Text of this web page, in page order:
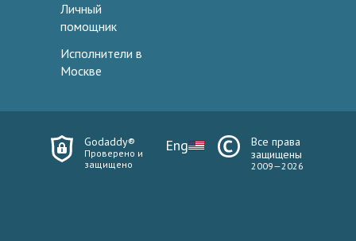
Личный
помощник
Исполнители в
Москве
Godaddy®
Проверено и
защищено
Eng
Все права
защищены
2009—2026